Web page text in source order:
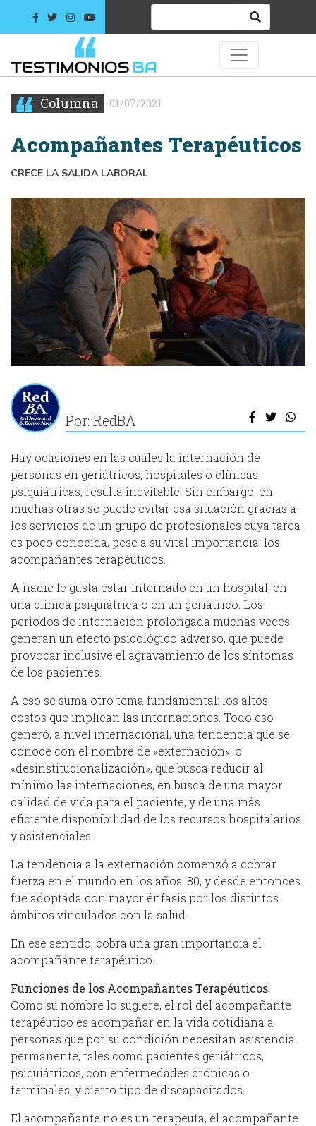
Columna 01/07/2021
Acompañantes Terapéuticos
CRECE LA SALIDA LABORAL
Por: RedBA
Hay ocasiones en las cuales la internación de
personas en geriátricos, hospitales o clínicas
psiquiátricas, resulta inevitable. Sin embargo, en
muchas otras se puede evitar esa situación gracias a
los servicios de un grupo de profesionales cuya tarea
es poco conocida, pese a su vital importancia: los
acompañantes terapéuticos.
A nadie le gusta estar internado en un hospital, en
una clínica psiquiátrica o en un geriátrico. Los
períodos de internación prolongada muchas veces
generan un efecto psicológico adverso, que puede
provocar inclusive el agravamiento de los síntomas
de los pacientes.
A eso se suma otro tema fundamental: los altos
costos que implican las internaciones. Todo eso
generó, a nivel internacional, una tendencia que se
conoce con el nombre de «externación», o
«desinstitucionalización», que busca reducir al
mínimo las internaciones, en busca de una mayor
calidad de vida para el paciente, y de una más
eficiente disponibilidad de los recursos hospitalarios
y asistenciales.
La tendencia a la externación comenzó a cobrar
fuerza en el mundo en los años ’80, y desde entonces
fue adoptada con mayor énfasis por los distintos
ámbitos vinculados con la salud.
En ese sentido, cobra una gran importancia el
acompañante terapéutico.
Funciones de los Acompañantes Terapéuticos
Como su nombre lo sugiere, el rol del acompañante
terapéutico es acompañar en la vida cotidiana a
personas que por su condición necesitan asistencia
permanente, tales como pacientes geriátricos,
psiquiátricos, con enfermedades crónicas o
terminales, y cierto tipo de discapacitados.
El acompañante no es un terapeuta, el acompañante